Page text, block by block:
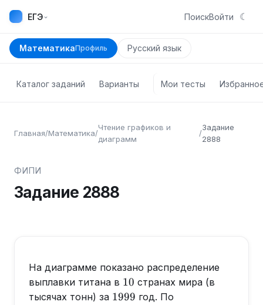
ЕГЭ⌄ ПоискВойти ☾
МатематикаПрофиль Русский язык
Каталог заданий Варианты Мои тесты
Главная/Математика/
Чтение графиков и
диаграмм
/
Задание
2888
ФИПИ
Задание 2888
На диаграмме показано распределение
выплавки титана в 10
10 странах мира (в
тысячах тонн) за 1999
1999 год. По